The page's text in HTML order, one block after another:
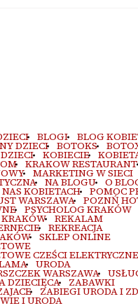
BLOGI BLOG
DZIECI BOTOKS
DZIECI KOBIECIE
KRAKOW RESTAURANT
MARKETING W SIECI
NA BLOGU O
NAS KOBIETACH POMOC
WARSZAWA POZNŃ
PSYCHOLOG KRAKÓW
REKALAM
REKREACJA
SKLEP ONLINE
CZEŚCI ELEKTRYCZNE
URODA
WARSZAWA
DZIECIĘCA ZABAWKI
ZABIEGI URODA I
I URODA